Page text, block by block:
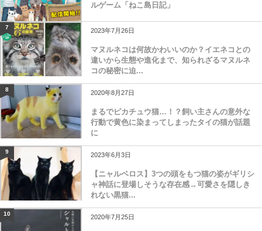
ルゲーム「ねこ島日記」
7 2023年7月26日
マヌルネコは何故かわいいのか？イエネコとの
違いから生態や進化まで、知られざるマヌルネ
コの秘密に迫...
8 2020年8月27日
まるでピカチュウ猫…！？飼い主さんの意外な
行動で黄色に染まってしまったタイの猫が話題
に
9 2023年6月3日
【ニャルベロス】3つの頭をもつ猫の姿がギリシ
ャ神話に登場しそうな存在感→可愛さを隠しき
れない黒猫...
10 2020年7月25日